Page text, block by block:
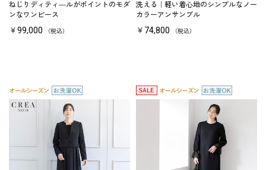
ねじりディティ―ルがポイントのモダ
ンなワンピース
￥99,000 （税込）
洗える｜軽い着心地のシンプルなノー
カラーアンサンブル
￥74,800 （税込）